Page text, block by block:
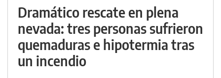
Dramático rescate en plena
nevada: tres personas sufrieron
quemaduras e hipotermia tras
un incendio